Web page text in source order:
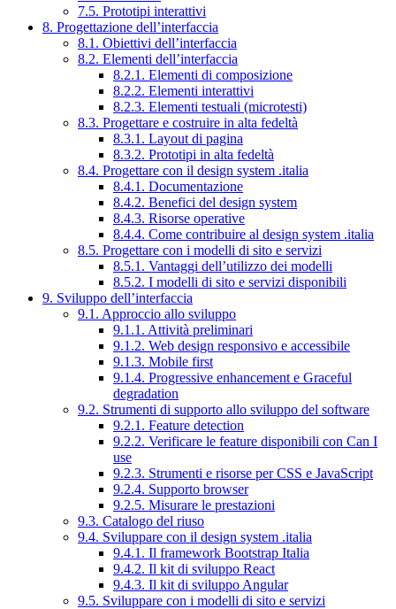
7.5. Prototipi interattivi
8. Progettazione dell’interfaccia
8.1. Obiettivi dell’interfaccia
8.2. Elementi dell’interfaccia
8.2.1. Elementi di composizione
8.2.2. Elementi interattivi
8.2.3. Elementi testuali (microtesti)
8.3. Progettare e costruire in alta fedeltà
8.3.1. Layout di pagina
8.3.2. Prototipi in alta fedeltà
8.4. Progettare con il design system .italia
8.4.1. Documentazione
8.4.2. Benefici del design system
8.4.3. Risorse operative
8.4.4. Come contribuire al design system .italia
8.5. Progettare con i modelli di sito e servizi
8.5.1. Vantaggi dell’utilizzo dei modelli
8.5.2. I modelli di sito e servizi disponibili
9. Sviluppo dell’interfaccia
9.1. Approccio allo sviluppo
9.1.1. Attività preliminari
9.1.2. Web design responsivo e accessibile
9.1.3. Mobile first
9.1.4. Progressive enhancement e Graceful
degradation
9.2. Strumenti di supporto allo sviluppo del software
9.2.1. Feature detection
9.2.2. Verificare le feature disponibili con Can I
use
9.2.3. Strumenti e risorse per CSS e JavaScript
9.2.4. Supporto browser
9.2.5. Misurare le prestazioni
9.3. Catalogo del riuso
9.4. Sviluppare con il design system .italia
9.4.1. Il framework Bootstrap Italia
9.4.2. Il kit di sviluppo React
9.4.3. Il kit di sviluppo Angular
9.5. Sviluppare con i modelli di sito e servizi